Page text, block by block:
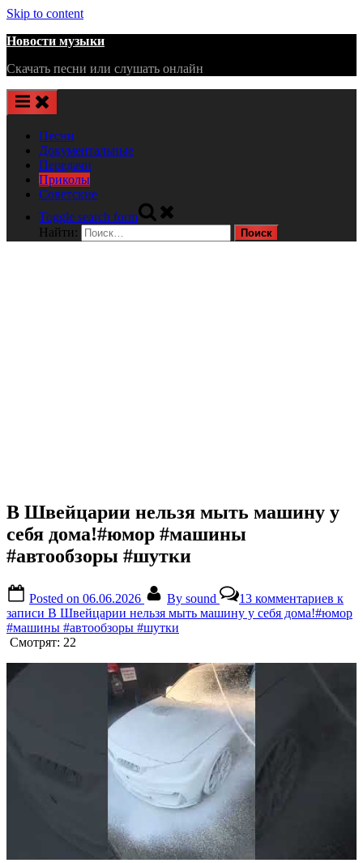
Skip to content
Новости музыки
Скачать песни или слушать онлайн
Песни
Документальные
Передачи
Приколы
Советские
Toggle search form
Найти:
В Швейцарии нельзя мыть машину у
себя дома!#юмор #машины
#автообзоры #шутки
Posted on 06.06.2026 By sound 13 комментариев к
записи В Швейцарии нельзя мыть машину у себя дома!#юмор
#машины #автообзоры #шутки
Смотрят: 22